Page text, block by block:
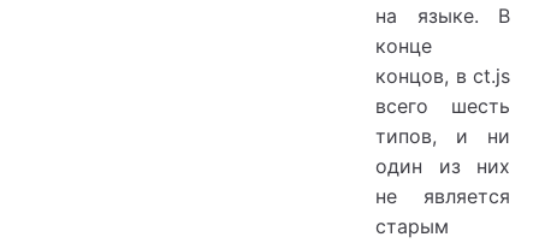
на языке. В
конце
концов, в ct.js
всего шесть
типов, и ни
один из них
не является
старым